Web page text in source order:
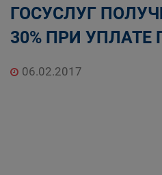
ГОСУСЛУГ
30% ПРИ
06.02.2017